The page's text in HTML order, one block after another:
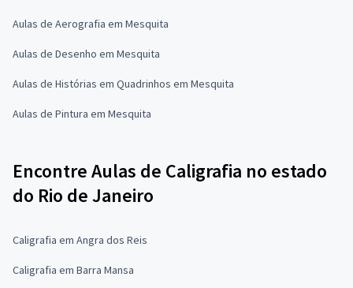
Aulas de Aerografia em Mesquita
Aulas de Desenho em Mesquita
Aulas de Histórias em Quadrinhos em Mesquita
Aulas de Pintura em Mesquita
Encontre Aulas de Caligrafia no estado
do Rio de Janeiro
Caligrafia em Angra dos Reis
Caligrafia em Barra Mansa